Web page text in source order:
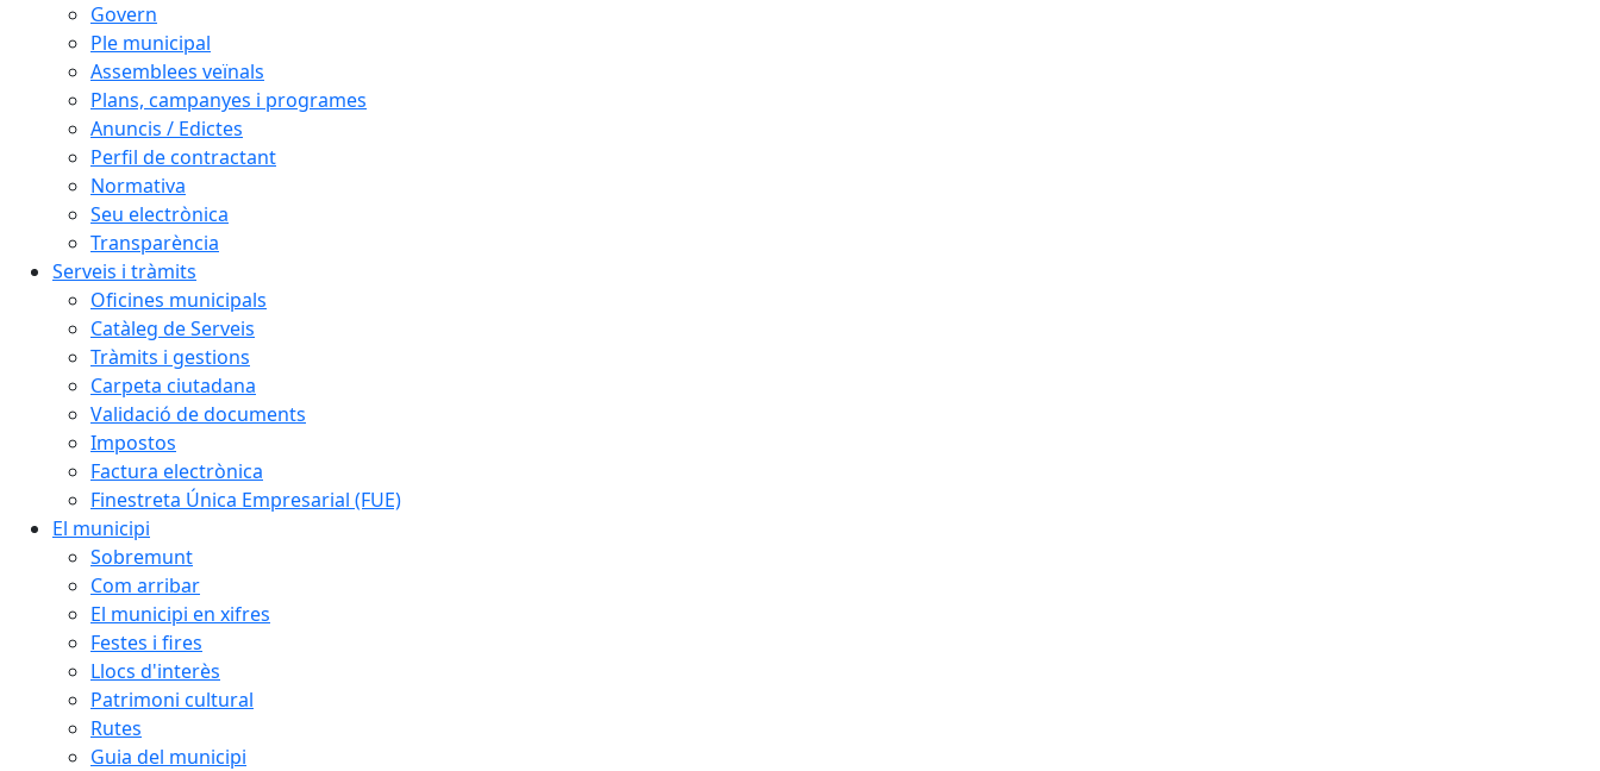
Govern
Ple municipal
Assemblees veïnals
Plans, campanyes i programes
Anuncis / Edictes
Perfil de contractant
Normativa
Seu electrònica
Transparència
Serveis i tràmits
Oficines municipals
Catàleg de Serveis
Tràmits i gestions
Carpeta ciutadana
Validació de documents
Impostos
Factura electrònica
Finestreta Única Empresarial (FUE)
El municipi
Sobremunt
Com arribar
El municipi en xifres
Festes i fires
Llocs d'interès
Patrimoni cultural
Rutes
Guia del municipi